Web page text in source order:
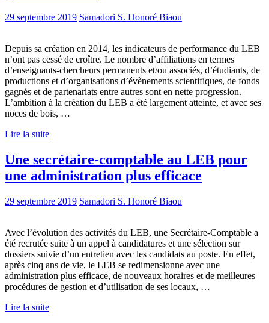
29 septembre 2019 Samadori S. Honoré Biaou
Depuis sa création en 2014, les indicateurs de performance du LEB
n’ont pas cessé de croître. Le nombre d’affiliations en termes
d’enseignants-chercheurs permanents et/ou associés, d’étudiants, de
productions et d’organisations d’évènements scientifiques, de fonds
gagnés et de partenariats entre autres sont en nette progression.
L’ambition à la création du LEB a été largement atteinte, et avec ses
noces de bois, …
Lire la suite
Une secrétaire-comptable au LEB pour
une administration plus efficace
29 septembre 2019 Samadori S. Honoré Biaou
Avec l’évolution des activités du LEB, une Secrétaire-Comptable a
été recrutée suite à un appel à candidatures et une sélection sur
dossiers suivie d’un entretien avec les candidats au poste. En effet,
après cinq ans de vie, le LEB se redimensionne avec une
administration plus efficace, de nouveaux horaires et de meilleures
procédures de gestion et d’utilisation de ses locaux, …
Lire la suite